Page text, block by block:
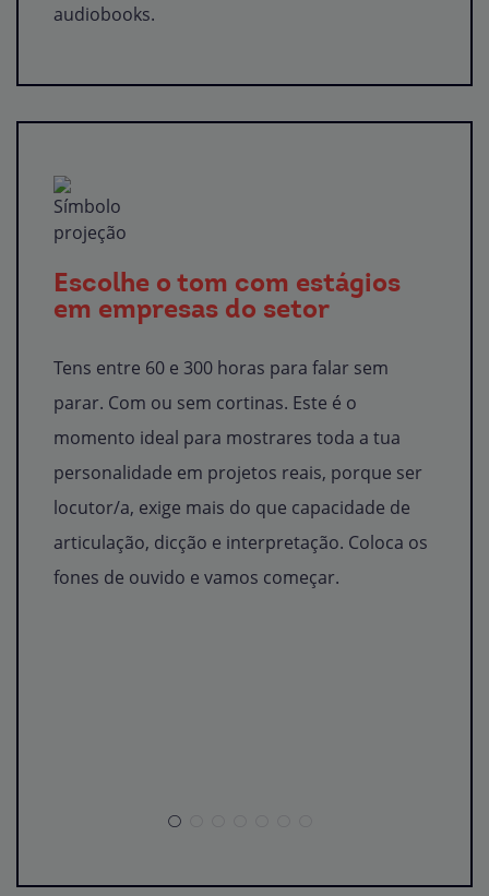
audiobooks.
Escolhe o tom com estágios
em empresas do setor
Tens entre 60 e 300 horas para falar sem
parar. Com ou sem cortinas. Este é o
momento ideal para mostrares toda a tua
personalidade em projetos reais, porque ser
locutor/a, exige mais do que capacidade de
articulação, dicção e interpretação. Coloca os
fones de ouvido e vamos começar.